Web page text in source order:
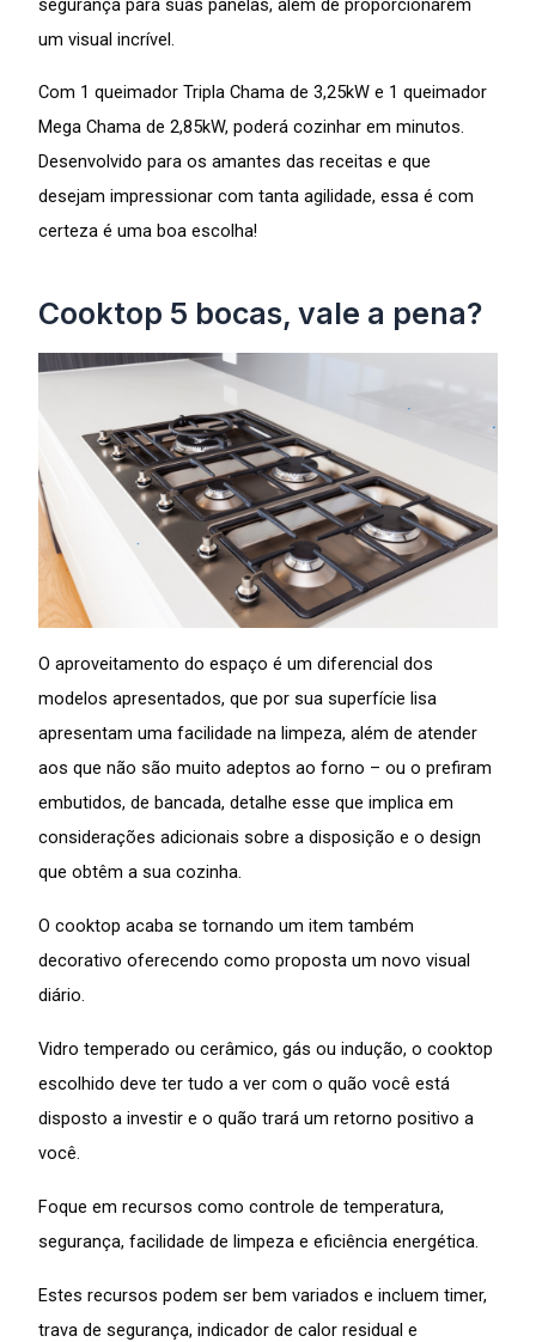
um visual incrível.
Com 1 queimador Tripla Chama de 3,25kW e 1 queimador
Mega Chama de 2,85kW, poderá cozinhar em minutos.
Desenvolvido para os amantes das receitas e que
desejam impressionar com tanta agilidade, essa é com
certeza é uma boa escolha!
Cooktop 5 bocas, vale a pena?
O aproveitamento do espaço é um diferencial dos
modelos apresentados, que por sua superfície lisa
apresentam uma facilidade na limpeza, além de atender
aos que não são muito adeptos ao forno – ou o prefiram
embutidos, de bancada, detalhe esse que implica em
considerações adicionais sobre a disposição e o design
que obtêm a sua cozinha.
O cooktop acaba se tornando um item também
decorativo oferecendo como proposta um novo visual
diário.
Vidro temperado ou cerâmico, gás ou indução, o cooktop
escolhido deve ter tudo a ver com o quão você está
disposto a investir e o quão trará um retorno positivo a
você.
Foque em recursos como controle de temperatura,
segurança, facilidade de limpeza e eficiência energética.
Estes recursos podem ser bem variados e incluem timer,
trava de segurança, indicador de calor residual e